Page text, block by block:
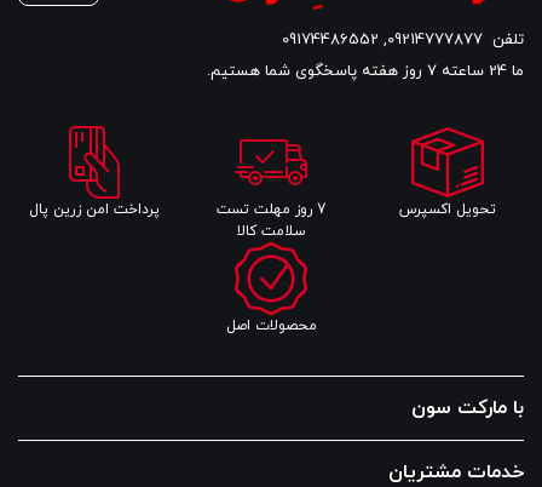
تلفن 09214777877
,
09174486552
ما 24 ساعته 7 روز هفته پاسخگوی شما هستیم.
تحویل اکسپرس
7 روز مهلت تست
سلامت کالا
پرداخت امن زرین پال
محصولات اصل
با مارکت سون
خدمات مشتریان